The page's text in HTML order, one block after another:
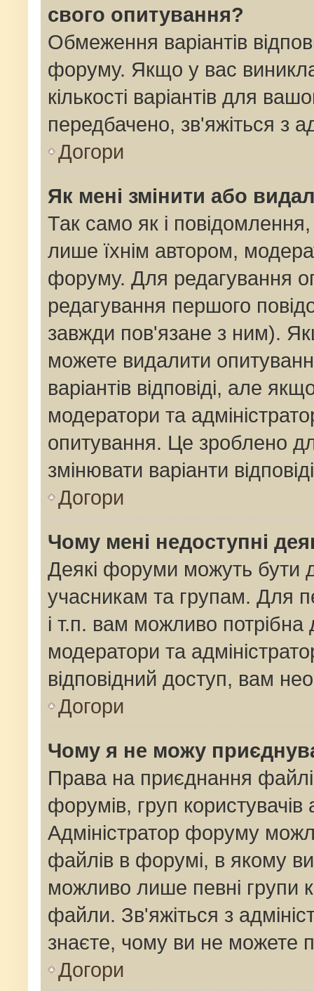
свого опитування?
Обмеження варіантів
форуму. Якщо у вас виникла
кількості варіантів для
передбачено, зв'яжіться з
Догори
Як мені змінити або
Так само як і
лише їхнім автором,
форуму. Для редагування
редагування першого
завжди пов'язане з ним).
можете видалити
варіантів відповіді, але
модератори та
опитування. Це зроблено
змінювати варіанти
Догори
Чому мені недоступні
Деякі форуми можуть бути
учасникам та групам. Для
і т.п. вам можливо
модератори та
відповідний доступ, вам
Догори
Чому я не можу
Права на приєднання
форумів, груп
Адміністратор форуму
файлів в форумі, в якому
можливо лише певні групи
файли. Зв'яжіться з
знаєте, чому ви не можете
Догори